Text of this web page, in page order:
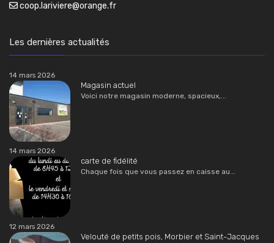
coop.lariviere@orange.fr
Les dernières actualités
14 mars 2026
Magasin actuel
Voici notre magasin moderne, spacieux,...
14 mars 2026
carte de fidélité
Chaque fois que vous passez en caisse au...
12 mars 2026
Velouté de petits pois, Morbier et Saint-Jacques